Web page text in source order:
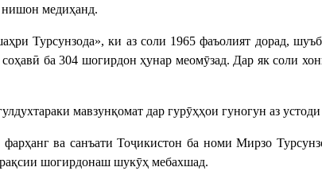
нишон медиҳанд.
Турсунзода», ки аз соли 1965 фаъолият дорад,
ба 304 шогирдон ҳунар меомӯзад. Дар як соли
мавзунқомат дар гурӯҳҳои гуногун аз
ва санъати Тоҷикистон ба номи Мирзо
шогирдонаш шукӯҳ мебахшад.